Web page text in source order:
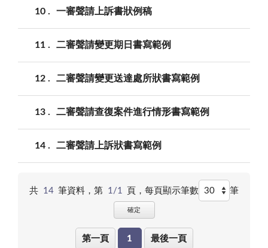
10 一審聲請上訴書狀例稿
11 二審聲請變更期日書寫範例
12 二審聲請變更送達處所狀書寫範例
13 二審聲請查復案件進行情形書寫範例
14 二審聲請上訴狀書寫範例
共 14 筆資料，第 1/1 頁，每頁顯示筆數 筆
確定
第一頁 1 最後一頁